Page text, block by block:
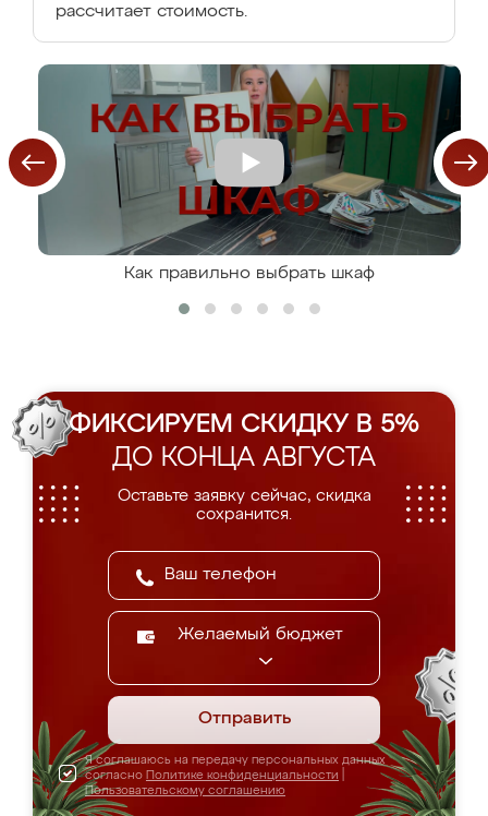
рассчитает стоимость.
Как правильно выбрать шкаф
ФИКСИРУЕМ СКИДКУ В 5%
ДО КОНЦА АВГУСТА
Оставьте заявку сейчас, скидка
сохранится.
Желаемый бюджет
Отправить
Я соглашаюсь на передачу персональных данных
согласно Политике конфиденциальности
Пользовательскому соглашению